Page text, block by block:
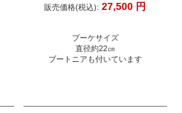
販売価格(税込): 27,500 円
ブーケサイズ
直径約22㎝
ブートニアも付いています